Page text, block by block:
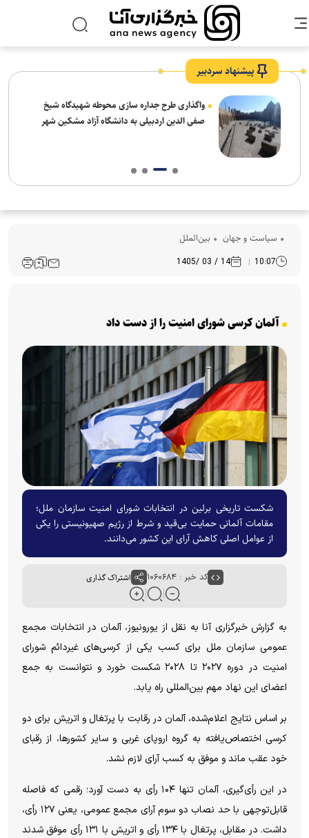
پیشنهاد سردبیر
واگذاری طرح جداره سازی محوطه شهیدگاه شیخ
صفی الدین اردبیلی به دانشگاه آزاد مشکین شهر
سیاست و جهان بین‌الملل
10:07
14 / 03 /1405
آلمان کرسی شورای امنیت را از دست داد
شکست تاریخی برلین در انتخابات شورای امنیت سازمان ملل؛
مقامات آلمانی حمایت بی‌قید و شرط از رژیم صهیونیستی را یکی
از عوامل اصلی کاهش آرای این کشور می‌دانند.
کد خبر : ۱۰۶۰۶۸۴ اشتراک گذاری
به گزارش خبرگزاری آنا به نقل از یورونیوز، آلمان در انتخابات مجمع
عمومی سازمان ملل برای کسب یکی از کرسی‌های غیردائم شورای
امنیت در دوره ۲۰۲۷ تا ۲۰۲۸ شکست خورد و نتوانست به جمع
اعضای این نهاد مهم بین‌المللی راه یابد.
بر اساس نتایج اعلام‌شده، آلمان در رقابت با پرتغال و اتریش برای دو
کرسی اختصاص‌یافته به گروه اروپای غربی و سایر کشورها، از رقبای
خود عقب ماند و موفق به کسب آرای لازم نشد.
در این رأی‌گیری، آلمان تنها ۱۰۴ رأی به دست آورد؛ رقمی که فاصله
قابل‌توجهی با حد نصاب دو سوم آرای مجمع عمومی، یعنی ۱۲۷ رأی،
داشت. در مقابل، پرتغال با ۱۳۴ رأی و اتریش با ۱۳۱ رأی موفق شدند